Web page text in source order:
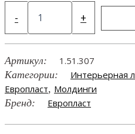
-
Количество
товара
Молдинг
1.51.307
+
Артикул:
1.51.307
Категории:
Интерьерная
Европласт, Молдинги
Бренд:
Европласт